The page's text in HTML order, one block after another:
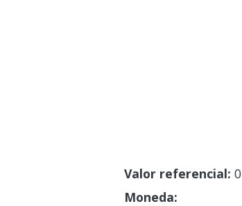
Valor referencial: 0
Moneda: